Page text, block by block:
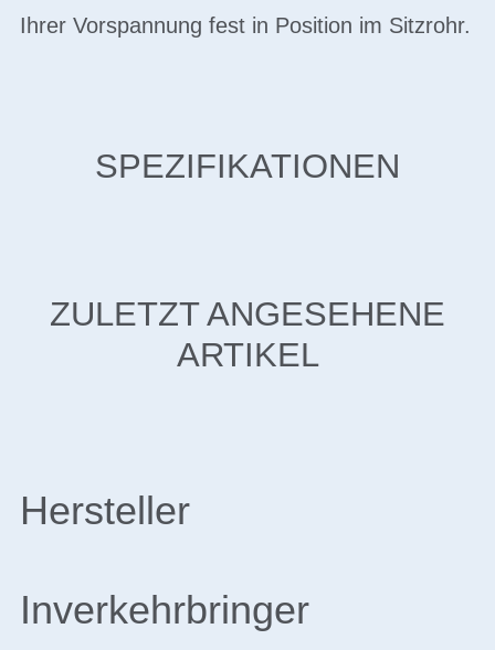
Ihrer Vorspannung fest in Position im Sitzrohr.
SPEZIFIKATIONEN
ZULETZT ANGESEHENE
ARTIKEL
Hersteller
Inverkehrbringer